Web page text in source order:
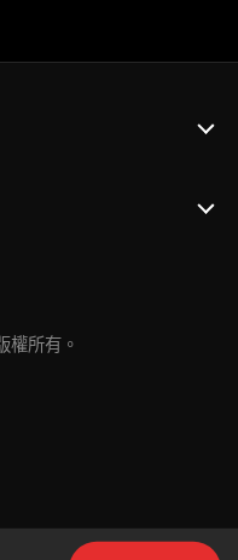
所有。